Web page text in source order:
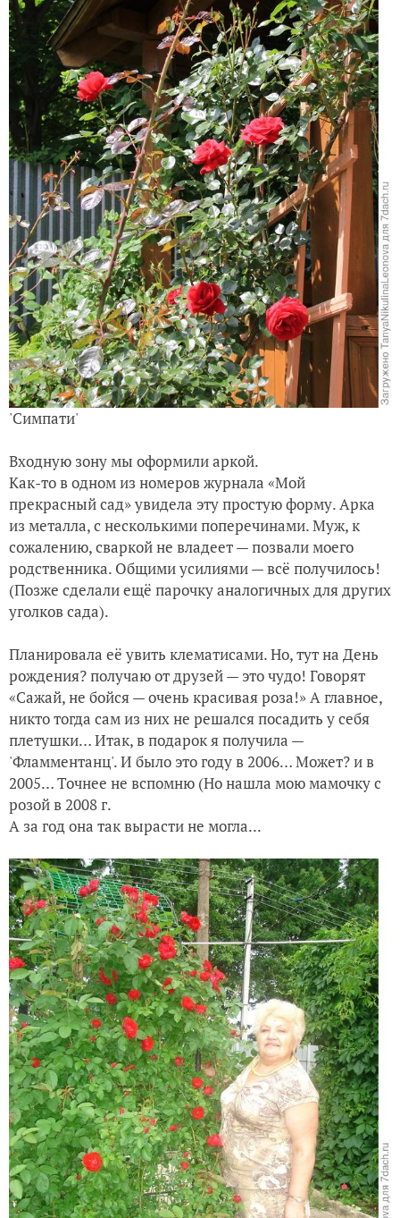
'Симпати'
Входную зону мы оформили аркой.
Как-то в одном из номеров журнала «Мой
прекрасный сад» увидела эту простую форму. Арка
из металла, с несколькими поперечинами. Муж, к
сожалению, сваркой не владеет — позвали моего
родственника. Общими усилиями — всё получилось!
(Позже сделали ещё парочку аналогичных для других
уголков сада).
Планировала её увить клематисами. Но, тут на День
рождения? получаю от друзей — это чудо! Говорят
«Сажай, не бойся — очень красивая роза!» А главное,
никто тогда сам из них не решался посадить у себя
плетушки… Итак, в подарок я получила —
'Фламментанц'. И было это году в 2006… Может? и в
2005… Точнее не вспомню (Но нашла мою мамочку с
розой в 2008 г.
А за год она так вырасти не могла...